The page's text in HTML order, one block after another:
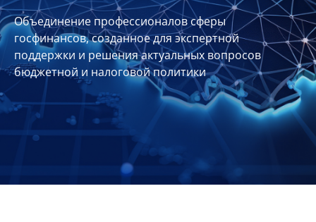
Совет
Союза
Участники
Планы
отчеты
Контакты
Объединение профессионалов сферы
госфинансов, созданное для экспертной
поддержки и решения актуальных вопросов
бюджетной и налоговой политики